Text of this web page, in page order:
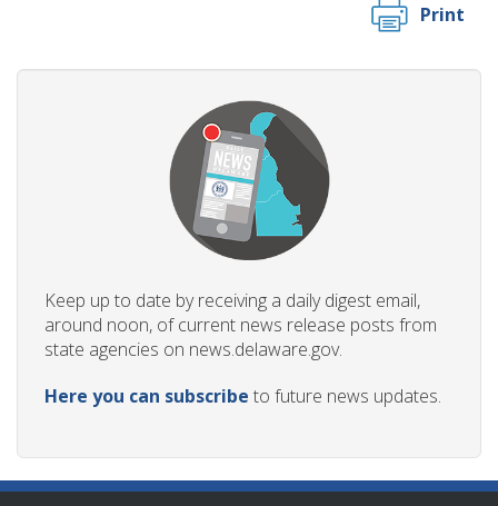
Print
Keep up to date by receiving a daily digest email,
around noon, of current news release posts from
state agencies on news.delaware.gov.
Here you can subscribe to future news updates.